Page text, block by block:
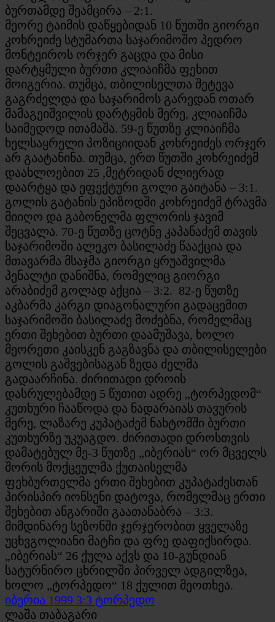
ბურთამდე შეამცირა – 2:1.
მეორე ტაიმის დაწყებიდან 10 წუთში გიორგი
კოხრეიძე სტუმართა საჯარიმოშო პედრო
მონტეიროს ორჯერ გაცდა და მისი
დარტყმული ბურთი კლიაიჩმა ფეხით
მოიგერია. თუმცა, თბილისელთა შეტევა
გაგრძელდა და საჯარიმოს გარედან ოთარ
მამაგეიშვილის დარტყმის მერე, კლიაიჩმა
საიმედოდ ითამაშა. 59-ე წუთზე კლიაიჩმა
ხელსაყრელი პოზიციიდან კოხრეიძეს ორჯერ
არ გაატანინა. თუმცა, ერთ წუთში კოხრეიძემ
დაახლოებით 25 ,მეტრიდან ძლიერად
დაარტყა და ეფექტური გოლი გაიტანა – 3:1.
გოლის გატანის ეპიზოდში კოხრეიძემ ტრავმა
მიიღო და გაბონელმა ფლორის ჯავიმ
შეცვალა. 70-ე წუთზე ცოტნე კაპანაძემ თავის
საჯარიმოში ალეკო ბასილაძე წააქცია და
მთავარმა მსაჯმა გიორგი ყრუაშვილმა
პენალტი დანიშნა, რომელიც გიორგი
არაბიძემ გოლად აქცია – 3:2. 82-ე წუთზე
აკბარმა კარგი დიაგონალური გადაცემით
საჯარიმოში ბასილაძე მოძებნა, რომელმაც
ერთი შეხებით ბურთი დაამუშავა, ხოლო
მეორეთი კაისკენ გაგზავნა და თბილისელები
გოლის გაშვებისაგან ზედა ძელმა
გადაარჩინა. ძირითადი დროის
დასრულებამდე 5 წუთით ადრე „ტორპედომ“
კუთხური ჩააწოდა და ნადარაიას თავურის
მერე, ლაზარე კუპატაძემ ნახტომში ბურთი
კუთხურზე უკუაგდო. ძირითადი დროსთვის
დამატებულ მე-3 წუთზე „იბერიას“ ორ მცველს
შორის მოქცეულმა ქუთაისელმა
ფეხბურთელმა ერთი შეხებით კუპატაძესთან
პირისპირ იონსენი დატოვა, რომელმაც ერთი
შეხებით ანგარიში გაათანაბრა – 3:3.
მიმდინარე სეზონში ჯერჯერობით ყველაზე
უცხვგოლიანი მატჩი და ფრე დაფიქსირდა.
„იბერიას“ 26 ქულა აქვს და 10-გუნდიან
სატურნირო ცხრილში პირველ ადგილზეა,
ხოლო „ტორპედო“ 18 ქულით მეოთხეა.
იბერია 1999 3:3 ტორპედო
ლაშა თაბაგარი